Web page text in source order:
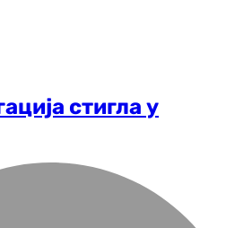
стигла у